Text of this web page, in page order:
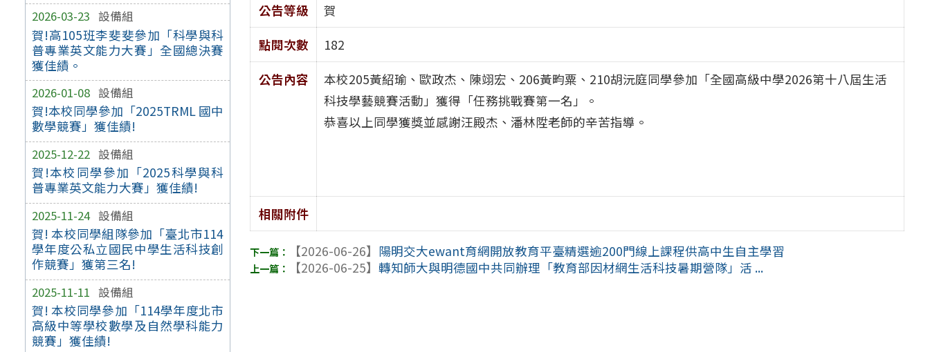
2026-03-23 設備組
賀!高105班李斐斐參加「科學與科
普專業英文能力大賽」全國總決賽
獲佳績。
2026-01-08 設備組
賀!本校同學參加「2025TRML 國中
數學競賽」獲佳績!
2025-12-22 設備組
賀!本校同學參加「2025科學與科
普專業英文能力大賽」獲佳績!
2025-11-24 設備組
賀! 本校同學組隊參加「臺北市114
學年度公私立國民中學生活科技創
作競賽」獲第三名!
2025-11-11 設備組
賀! 本校同學參加「114學年度北市
高級中等學校數學及自然學科能力
競賽」獲佳績!
公告等級
賀
點閱次數
182
公告內容
本校205黃紹瑜、歐政杰、陳翊宏、206黃畇粟、210胡沅庭同學參加「全國高級中學2026第十八屆生活
科技學藝競賽活動」獲得「任務挑戰賽第一名」。
恭喜以上同學獲獎並感謝汪殿杰、潘林陞老師的辛苦指導。
相關附件
【2026-06-26】 陽明交大ewant育網開放教育平臺精選逾200門線上課程供高中生自主學習
【2026-06-25】轉知師大與明德國中共同辦理「教育部因材網生活科技暑期營隊」活 ...